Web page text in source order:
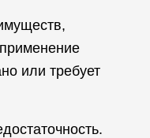
или требует